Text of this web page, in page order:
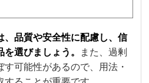
、品質や安全性に配慮し、信
選びましょう。
また、過剰
可能性があるので、用法・